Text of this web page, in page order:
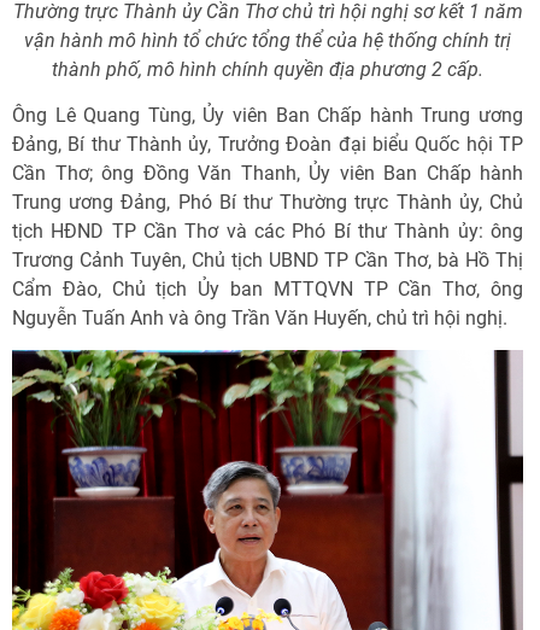
Thường trực Thành ủy Cần Thơ chủ trì hội nghị sơ kết 1 năm
vận hành mô hình tổ chức tổng thể của hệ thống chính trị
thành phố, mô hình chính quyền địa phương 2 cấp.
Ông Lê Quang Tùng, Ủy viên Ban Chấp hành Trung ương
Đảng, Bí thư Thành ủy, Trưởng Đoàn đại biểu Quốc hội TP
Cần Thơ; ông Đồng Văn Thanh, Ủy viên Ban Chấp hành
Trung ương Đảng, Phó Bí thư Thường trực Thành ủy, Chủ
tịch HĐND TP Cần Thơ và các Phó Bí thư Thành ủy: ông
Trương Cảnh Tuyên, Chủ tịch UBND TP Cần Thơ, bà Hồ Thị
Cẩm Đào, Chủ tịch Ủy ban MTTQVN TP Cần Thơ, ông
Nguyễn Tuấn Anh và ông Trần Văn Huyến, chủ trì hội nghị.